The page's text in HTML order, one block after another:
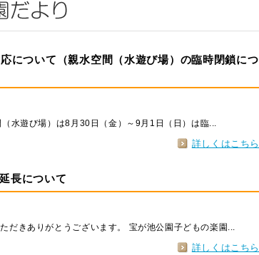
について（親水空間（水遊び場）の臨時閉鎖につ
水遊び場）は8月30日（金）～9月1日（日）は臨...
詳しくはこちら
長について
だきありがとうございます。 宝が池公園子どもの楽園...
詳しくはこちら